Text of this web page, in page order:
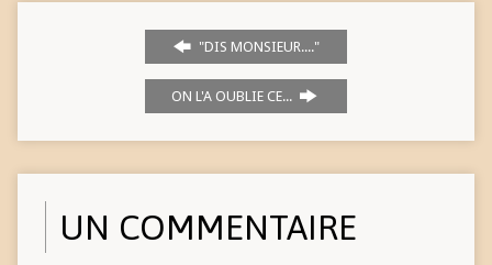
"DIS MONSIEUR...."
ON L'A OUBLIE CE...
UN COMMENTAIRE